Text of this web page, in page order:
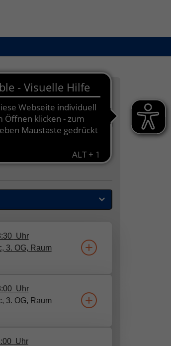
und Kontakt"
for "Jobs"
Uhr
3. OG, Raum
Uhr
3. OG, Raum
Uhr